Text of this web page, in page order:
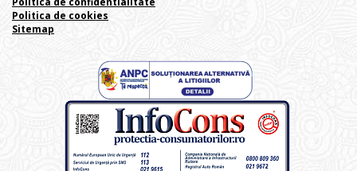
Politica de cookies
Sitemap